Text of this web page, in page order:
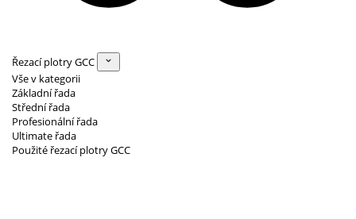
Řezací plotry GCC
Vše v kategorii
Základní řada
Střední řada
Profesionální řada
Ultimate řada
Použité řezací plotry GCC